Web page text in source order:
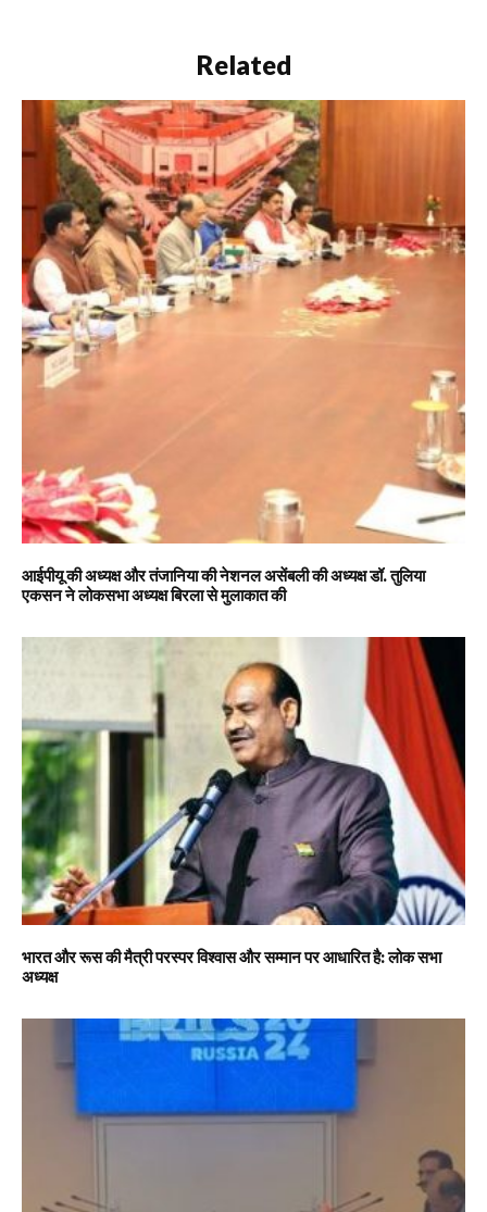
Related
आईपीयू की अध्यक्ष और तंजानिया की नेशनल असेंबली की अध्यक्ष डॉ. तुलिया
एकसन ने लोकसभा अध्यक्ष बिरला से मुलाकात की
भारत और रूस की मैत्री परस्पर विश्वास और सम्मान पर आधारित है: लोक सभा
अध्यक्ष